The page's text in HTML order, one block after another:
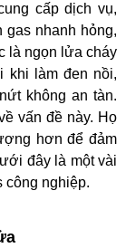
cấp dịch vụ,
gas nhanh hỏng,
là ngọn lửa cháy
khi làm đen nồi,
không an tàn.
vấn đề này. Họ
hơn để đảm
đây là một vài
công nghiệp.